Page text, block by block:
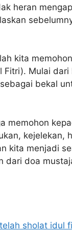
heran
kita
Fitri). Mulai
bekal
memohon
kejelekan,
kita menjadi
dari doa
sholat idul